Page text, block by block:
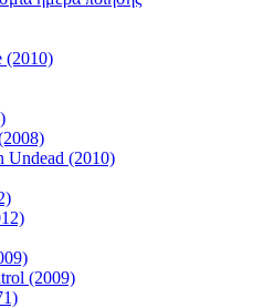
(2010)
Undead (2010)
(2009)